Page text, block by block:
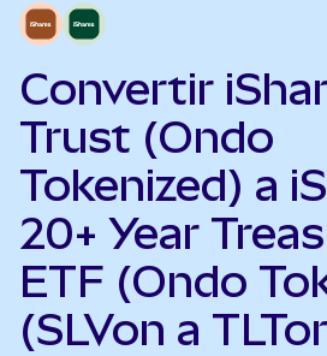
Convertir
Trust (Ondo
Tokenized) a
20+ Year
ETF (Ondo
(SLVon a